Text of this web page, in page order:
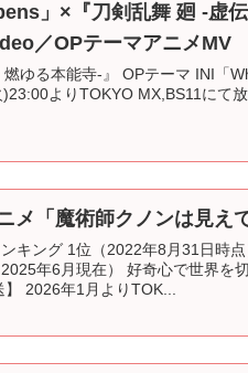
」×『刀剣乱舞 廻 -虚
／OPテーマアニメMV
ゆる本能寺-』 OPテーマ INI「
よりTOKYO MX,BS11にて
メ「魔術師クノンは見え
キング 1位（2022年8月31日時
年6月現在） 好奇心で世界を
2026年1月よりTOK...